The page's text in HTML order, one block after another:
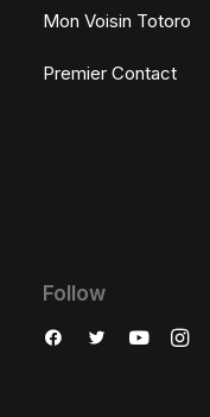
Mon Voisin Totoro
Premier Contact
Follow